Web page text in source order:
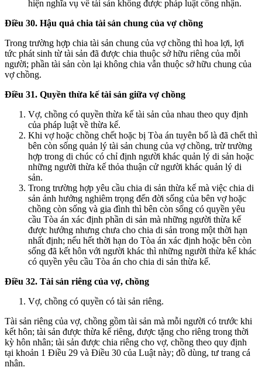
hiện nghĩa vụ về tài sản không được pháp luật công nhận.
Điều 30. Hậu quả chia tài sản chung của vợ chồng
Trong trường hợp chia tài sản chung của vợ chồng thì hoa lợi, lợi
tức phát sinh từ tài sản đã được chia thuộc sở hữu riêng của mỗi
người; phần tài sản còn lại không chia vẫn thuộc sở hữu chung của
vợ chồng.
Điều 31. Quyền thừa kế tài sản giữa vợ chồng
Vợ, chồng có quyền thừa kế tài sản của nhau theo quy định
của pháp luật về thừa kế.
Khi vợ hoặc chồng chết hoặc bị Tòa án tuyên bố là đã chết thì
bên còn sống quản lý tài sản chung của vợ chồng, trừ trường
hợp trong di chúc có chỉ định người khác quản lý di sản hoặc
những người thừa kế thỏa thuận cử người khác quản lý di
sản.
Trong trường hợp yêu cầu chia di sản thừa kế mà việc chia di
sản ảnh hưởng nghiêm trọng đến đời sống của bên vợ hoặc
chồng còn sống và gia đình thì bên còn sống có quyền yêu
cầu Tòa án xác định phần di sản mà những người thừa kế
được hưởng nhưng chưa cho chia di sản trong một thời hạn
nhất định; nếu hết thời hạn do Tòa án xác định hoặc bên còn
sống đã kết hôn với người khác thì những người thừa kế khác
có quyền yêu cầu Tòa án cho chia di sản thừa kế.
Điều 32. Tài sản riêng của vợ, chồng
Vợ, chồng có quyền có tài sản riêng.
Tài sản riêng của vợ, chồng gồm tài sản mà mỗi người có trước khi
kết hôn; tài sản được thừa kế riêng, được tặng cho riêng trong thời
kỳ hôn nhân; tài sản được chia riêng cho vợ, chồng theo quy định
tại khoản 1 Điều 29 và Điều 30 của Luật này; đồ dùng, tư trang cá
nhân.